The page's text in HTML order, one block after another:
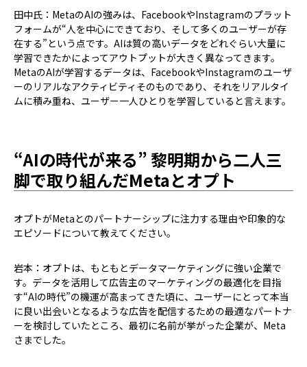
田中氏：MetaのAIの強みは、FacebookやInstagramのプラット
フォームが“人を中心にできており、そして多くのユーザーが存
在する”という点です。AIは質の高いデータをどれぐらい大量に
学習できたかによってアウトプットが大きく異なってきます。
MetaのAIが学習するデータは、FacebookやInstagramのユーザ
ーのリアルなアクティビティそのものであり、それをリアルタイ
ムに積み重ね、ユーザー一人ひとりを学習していると言えます。
“AIの時代が来る” 黎明期から二人三
脚で取り組んだMetaとオプト
――オプトがMetaとのパートナーシップに注力する理由や印象的な
エピソードについて教えてください。
岩本：オプトは、もともとデータマーケティングに強い企業で
す。データを活用して広告主のマーケティングの最適化を目指
す“AIの時代”の機運が高まってきた頃に、ユーザーにとって本当
に良い出会いとなるような広告を配信するための最適なパートナ
ーを検討していたところ、最初に名前が挙がった企業が、Meta
さまでした。